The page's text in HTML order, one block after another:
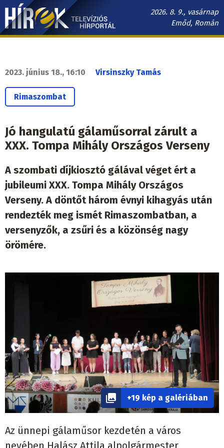
Ugrás
tartalomra
2026. 8. 9., vasárnap
Emőd, Román
Hírek.sk
navigáció
2023. június 18., 16:10 Virsinszky Tamás
Rimaszombat
Jó hangulatú gálaműsorral zárult a
XXX. Tompa Mihály Országos Verseny
A szombati díjkiosztó gálával véget ért a
jubileumi XXX. Tompa Mihály Országos
Verseny. A döntőt három évnyi kihagyás után
rendezték meg ismét Rimaszombatban, a
versenyzők, a zsűri és a közönség nagy
örömére.
+19 kép a galériában
Az ünnepi gálaműsor kezdetén a város
nevében Halász Attila alpolgármester